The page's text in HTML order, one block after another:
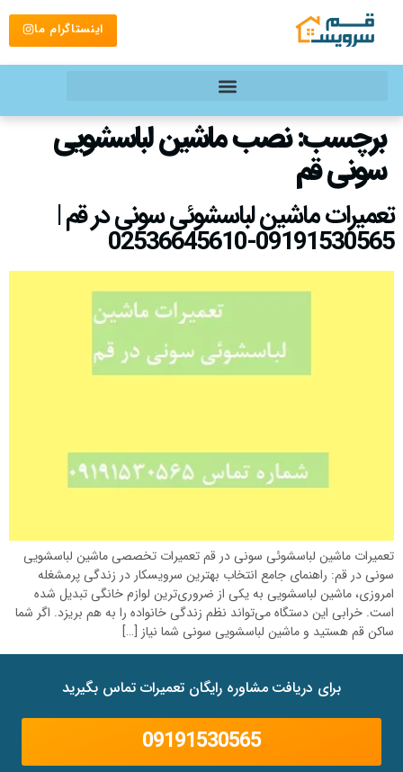
اینستاگرام ما
برچسب:نصب ماشین لباسشویی
سونی قم
تعمیرات ماشین لباسشوئی سونی در قم |
09191530565-02536645610
تعمیرات ماشین لباسشوئی سونی در قم تعمیرات تخصصی ماشین لباسشویی
سونی در قم: راهنمای جامع انتخاب بهترین سرویسکار در زندگی پرمشغله
امروزی، ماشین لباسشویی به یکی از ضروری‌ترین لوازم خانگی تبدیل شده
است. خرابی این دستگاه می‌تواند نظم زندگی خانواده را به هم بریزد. اگر شما
ساکن قم هستید و ماشین لباسشویی سونی شما نیاز […]
برای دریافت مشاوره رایگان تعمیرات تماس بگیرید
09191530565